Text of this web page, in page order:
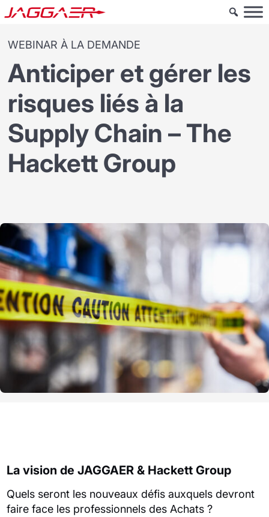
WEBINAR À LA DEMANDE
Anticiper et gérer les
risques liés à la
Supply Chain – The
Hackett Group
La vision de JAGGAER & Hackett Group
Quels seront les nouveaux défis auxquels devront
faire face les professionnels des Achats ?